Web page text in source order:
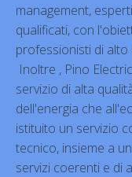
management,
qualificati, con
professionisti di alto
Inoltre , Pino
servizio di alta
dell'energia che
istituito un servizio
tecnico, insieme a
servizi coerenti e di